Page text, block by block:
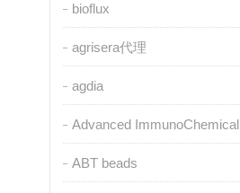
bioflux
agrisera代理
agdia
Advanced ImmunoChemical
ABT beads